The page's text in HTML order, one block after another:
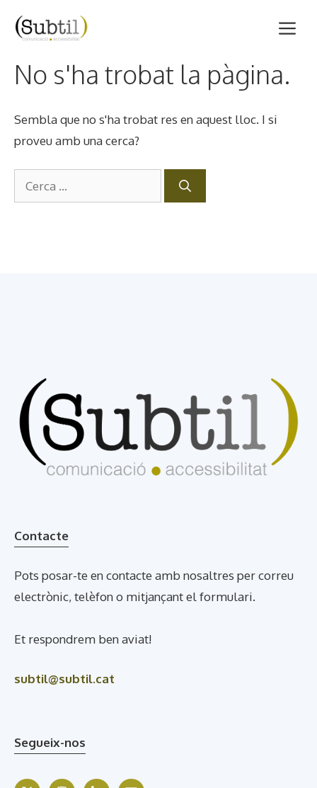
No s'ha trobat la pàgina.
Sembla que no s'ha trobat res en aquest lloc. I si
proveu amb una cerca?
Cerca:
Contacte
Pots posar-te en contacte amb nosaltres per correu
electrònic, telèfon o mitjançant el formulari.
Et respondrem ben aviat!
subtil@subtil.cat
Segueix-nos